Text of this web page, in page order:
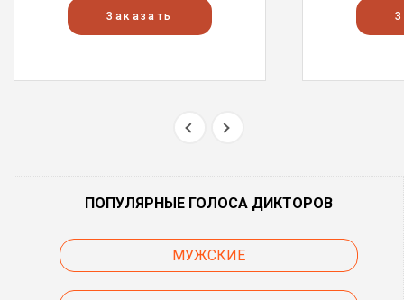
Заказать
ПОПУЛЯРНЫЕ ГОЛОСА ДИКТОРОВ
МУЖСКИЕ